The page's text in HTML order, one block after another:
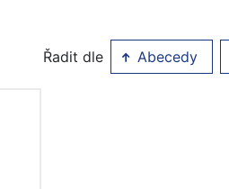
Řadit dle Abecedy